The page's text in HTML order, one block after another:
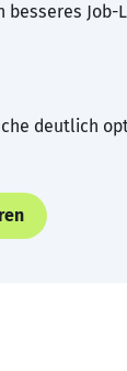
Job-
deutlich